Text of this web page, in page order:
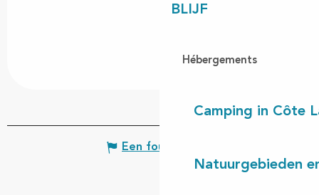
BLIJF
Hébergements
Camping in Côte
Natuurgebieden
Een fout melden